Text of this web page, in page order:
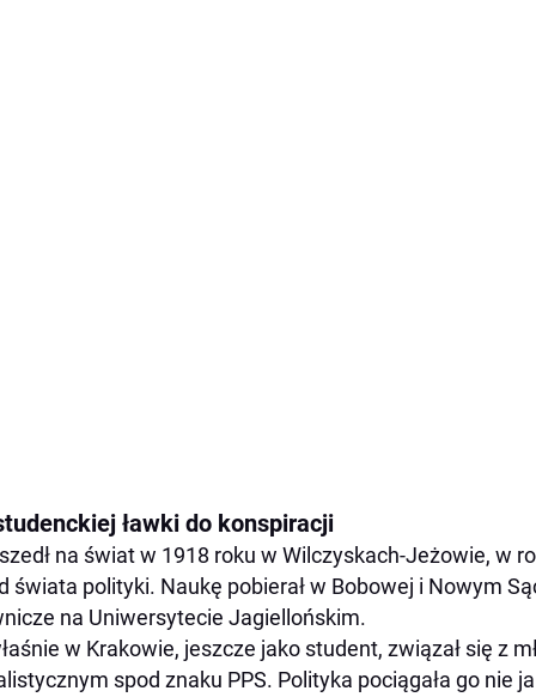
ławki do konspiracji
na świat w 1918 roku w Wilczyskach-Jeżowie, w
świata polityki. Naukę pobierał w Bobowej i Nowym
na Uniwersytecie Jagiellońskim.
w Krakowie, jeszcze jako student, związał się z
spod znaku PPS. Polityka pociągała go nie